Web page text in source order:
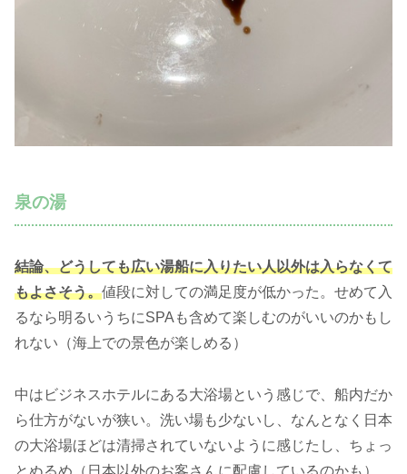
泉の湯
結論、どうしても広い湯船に入りたい人以外は入らなくて
もよさそう。値段に対しての満足度が低かった。せめて入
るなら明るいうちにSPAも含めて楽しむのがいいのかもし
れない（海上での景色が楽しめる）
中はビジネスホテルにある大浴場という感じで、船内だか
ら仕方がないが狭い。洗い場も少ないし、なんとなく日本
の大浴場ほどは清掃されていないように感じたし、ちょっ
とぬるめ（日本以外のお客さんに配慮しているのかも）。